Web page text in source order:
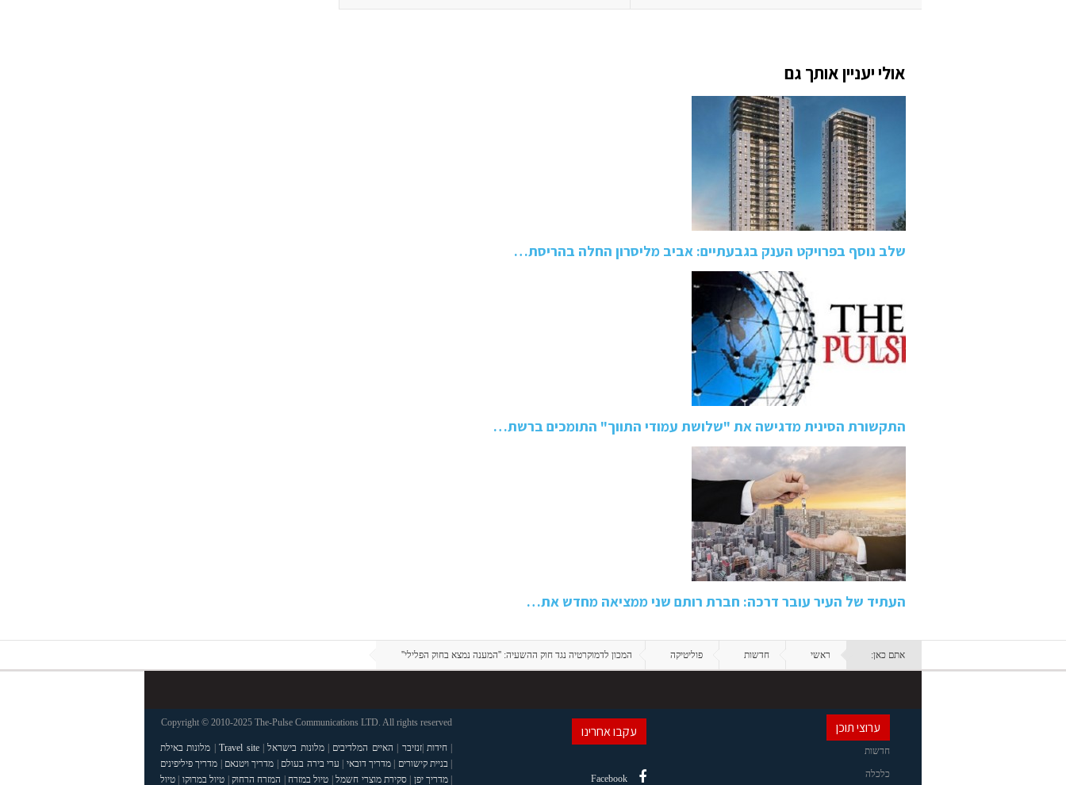
אולי יעניין אותך גם
שלב נוסף בפרויקט הענק בגבעתיים: אביב מליסרון החלה בהריסת…
התקשורת הסינית מדגישה את "שלושת עמודי התווך" התומכים ברשת…
העתיד של העיר עובר דרכה: חברת רותם שני ממציאה מחדש את…
אתם כאן: ראשי חדשות פוליטיקה המכון לדמוקרטיה נגד חוק ההשעיה: ''המענה נמצא בחוק הפלילי''
ערוצי תוכן
חדשות
כלכלה
עקבו אחרינו
Facebook
Copyright © 2010-2025 The-Pulse Communications LTD. All rights reserved
| חידות|זנזיבר | האיים המלדיבים |מלונות בישראל|
Travel site
| מלונות באילת
| בניית קישורים |מדריך דובאי | ערי בירה בעולם | מדריך ויטנאם | מדריך פיליפינים
| מדריך יפן |סקירת מוצרי חשמל| טיול במזרח | המזרח הרחוק | טיול במרוקו | טיול